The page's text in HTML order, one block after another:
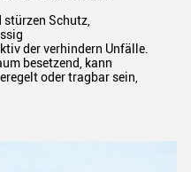
Schutz,
der verhindern Unfälle.
besetzend, kann
oder tragbar sein,